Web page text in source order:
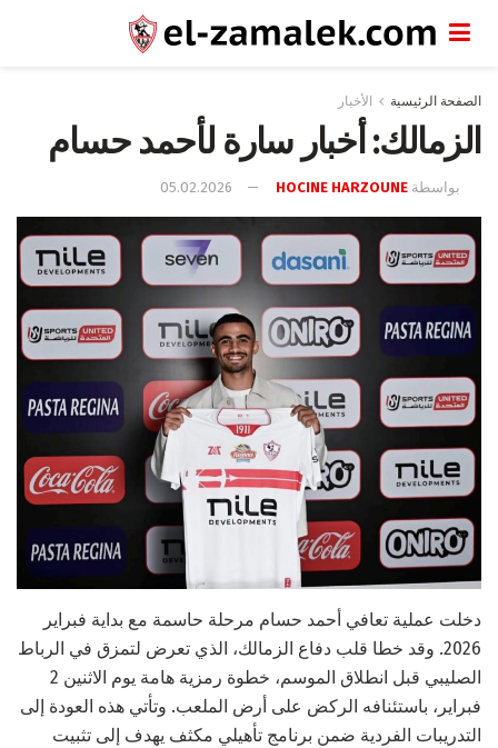
الصفحة الرئيسية الأخبار
الزمالك: أخبار سارة لأحمد حسام
بواسطة HOCINE HARZOUNE
05.02.2026
دخلت عملية تعافي أحمد حسام مرحلة حاسمة مع بداية فبراير
2026. وقد خطا قلب دفاع الزمالك، الذي تعرض لتمزق في الرباط
الصليبي قبل انطلاق الموسم، خطوة رمزية هامة يوم الاثنين 2
فبراير، باستئنافه الركض على أرض الملعب. وتأتي هذه العودة إلى
التدريبات الفردية ضمن برنامج تأهيلي مكثف يهدف إلى تثبيت